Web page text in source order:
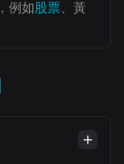
，例如 股票 、黃